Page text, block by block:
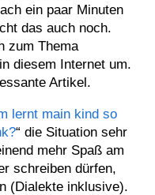
ein paar Minuten
das auch noch.
zum Thema
diesem Internet um.
Artikel.
lernt main kind so
“ die Situation sehr
mehr Spaß am
schreiben dürfen,
(Dialekte inklusive).